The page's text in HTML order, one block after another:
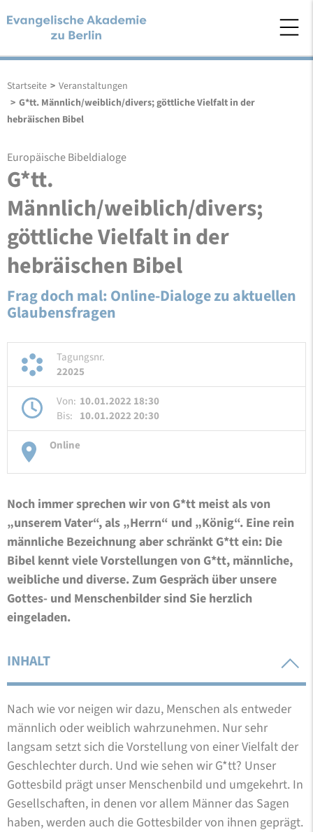
Startseite > Veranstaltungen
> G*tt. Männlich/weiblich/divers; göttliche Vielfalt in der
hebräischen Bibel
Europäische Bibeldialoge
G*tt.
Männlich/weiblich/divers;
göttliche Vielfalt in der
hebräischen Bibel
Frag doch mal: Online-Dialoge zu aktuellen
Glaubensfragen
Tagungsnr.
22025
Von: 10.01.2022 18:30
Bis: 10.01.2022 20:30
Online
Noch immer sprechen wir von G*tt meist als von
„unserem Vater“, als „Herrn“ und „König“. Eine rein
männliche Bezeichnung aber schränkt G*tt ein: Die
Bibel kennt viele Vorstellungen von G*tt, männliche,
weibliche und diverse. Zum Gespräch über unsere
Gottes- und Menschenbilder sind Sie herzlich
eingeladen.
INHALT
Nach wie vor neigen wir dazu, Menschen als entweder
männlich oder weiblich wahrzunehmen. Nur sehr
langsam setzt sich die Vorstellung von einer Vielfalt der
Geschlechter durch. Und wie sehen wir G*tt? Unser
Gottesbild prägt unser Menschenbild und umgekehrt. In
Gesellschaften, in denen vor allem Männer das Sagen
haben, werden auch die Gottesbilder von ihnen geprägt.